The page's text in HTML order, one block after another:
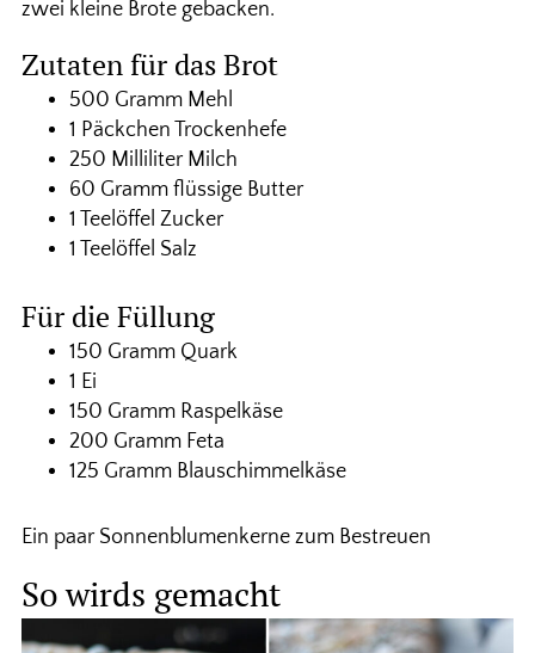
zwei kleine Brote gebacken.
Zutaten für das Brot
500 Gramm Mehl
1 Päckchen Trockenhefe
250 Milliliter Milch
60 Gramm flüssige Butter
1 Teelöffel Zucker
1 Teelöffel Salz
Für die Füllung
150 Gramm Quark
1 Ei
150 Gramm Raspelkäse
200 Gramm Feta
125 Gramm Blauschimmelkäse
Ein paar Sonnenblumenkerne zum Bestreuen
So wirds gemacht